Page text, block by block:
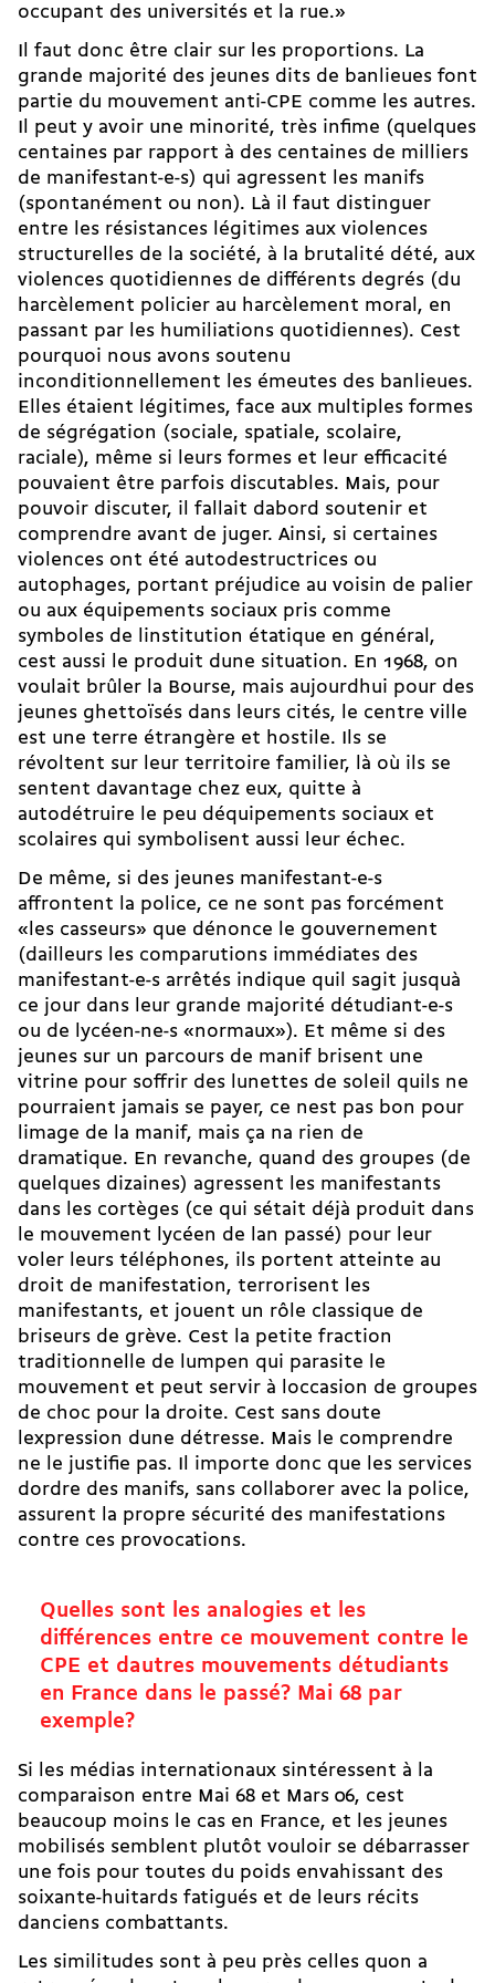
occupant des universités et la rue.»
Il faut donc être clair sur les proportions. La
grande majorité des jeunes dits de banlieues font
partie du mouvement anti-CPE comme les autres.
Il peut y avoir une minorité, très infime (quelques
centaines par rapport à des centaines de milliers
de manifestant-e-s) qui agressent les manifs
(spontanément ou non). Là il faut distinguer
entre les résistances légitimes aux violences
structurelles de la société, à la brutalité dété, aux
violences quotidiennes de différents degrés (du
harcèlement policier au harcèlement moral, en
passant par les humiliations quotidiennes). Cest
pourquoi nous avons soutenu
inconditionnellement les émeutes des banlieues.
Elles étaient légitimes, face aux multiples formes
de ségrégation (sociale, spatiale, scolaire,
raciale), même si leurs formes et leur efficacité
pouvaient être parfois discutables. Mais, pour
pouvoir discuter, il fallait dabord soutenir et
comprendre avant de juger. Ainsi, si certaines
violences ont été autodestructrices ou
autophages, portant préjudice au voisin de palier
ou aux équipements sociaux pris comme
symboles de linstitution étatique en général,
cest aussi le produit dune situation. En 1968, on
voulait brûler la Bourse, mais aujourdhui pour des
jeunes ghettoïsés dans leurs cités, le centre ville
est une terre étrangère et hostile. Ils se
révoltent sur leur territoire familier, là où ils se
sentent davantage chez eux, quitte à
autodétruire le peu déquipements sociaux et
scolaires qui symbolisent aussi leur échec.
De même, si des jeunes manifestant-e-s
affrontent la police, ce ne sont pas forcément
«les casseurs» que dénonce le gouvernement
(dailleurs les comparutions immédiates des
manifestant-e-s arrêtés indique quil sagit jusquà
ce jour dans leur grande majorité détudiant-e-s
ou de lycéen-ne-s «normaux»). Et même si des
jeunes sur un parcours de manif brisent une
vitrine pour soffrir des lunettes de soleil quils ne
pourraient jamais se payer, ce nest pas bon pour
limage de la manif, mais ça na rien de
dramatique. En revanche, quand des groupes (de
quelques dizaines) agressent les manifestants
dans les cortèges (ce qui sétait déjà produit dans
le mouvement lycéen de lan passé) pour leur
voler leurs téléphones, ils portent atteinte au
droit de manifestation, terrorisent les
manifestants, et jouent un rôle classique de
briseurs de grève. Cest la petite fraction
traditionnelle de lumpen qui parasite le
mouvement et peut servir à loccasion de groupes
de choc pour la droite. Cest sans doute
lexpression dune détresse. Mais le comprendre
ne le justifie pas. Il importe donc que les services
dordre des manifs, sans collaborer avec la police,
assurent la propre sécurité des manifestations
contre ces provocations.
Quelles sont les analogies et les
différences entre ce mouvement contre le
CPE et dautres mouvements détudiants
en France dans le passé? Mai 68 par
exemple?
Si les médias internationaux sintéressent à la
comparaison entre Mai 68 et Mars 06, cest
beaucoup moins le cas en France, et les jeunes
mobilisés semblent plutôt vouloir se débarrasser
une fois pour toutes du poids envahissant des
soixante-huitards fatigués et de leurs récits
danciens combattants.
Les similitudes sont à peu près celles quon a